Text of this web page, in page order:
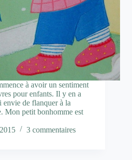
à avoir un sentiment
pour enfants. Il y en a
envie de flanquer à la
Mon petit bonhomme est
3 commentaires